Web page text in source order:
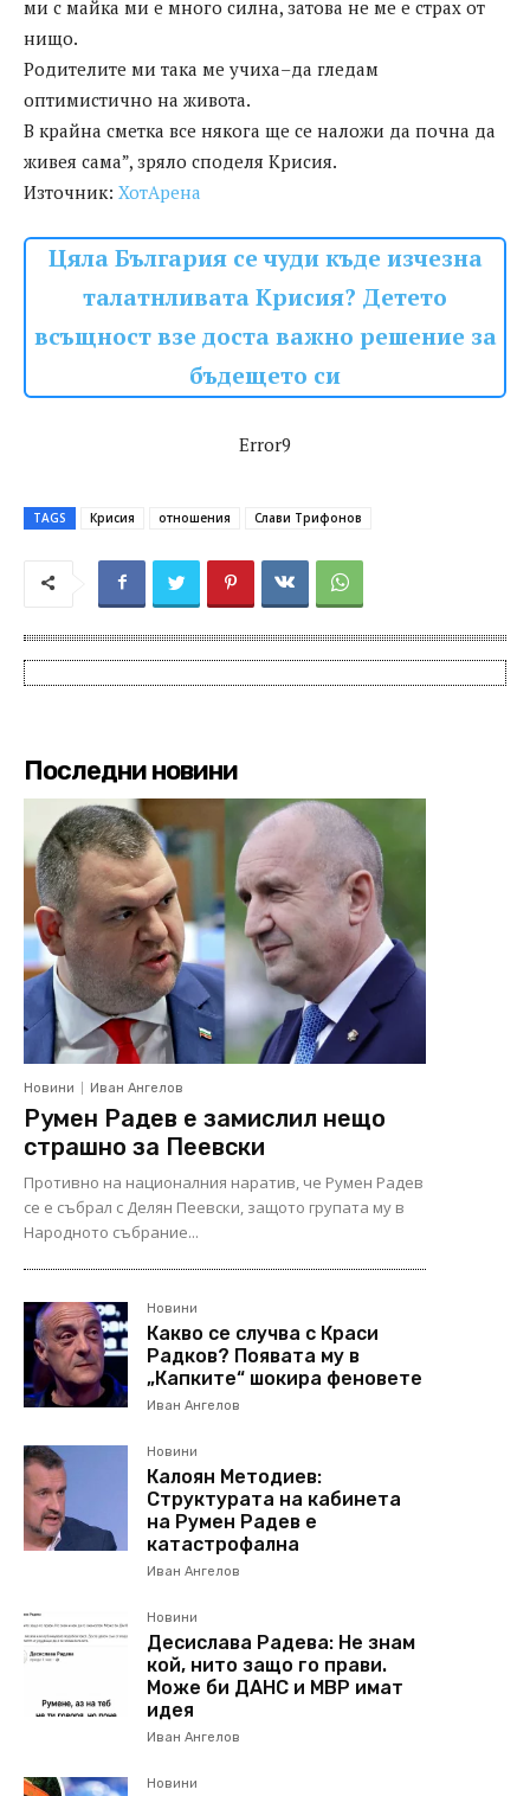
ми с майка ми е много силна, затова не ме е страх от
нищо.
Родителите ми така ме учиха–да гледам
оптимистично на живота.
В крайна сметка все някога ще се наложи да почна да
живея сама”, зряло споделя Крисия.
Източник: ХотАрена
Цяла България се чуди къде изчезна
талатнливата Крисия? Детето
всъщност взе доста важно решение за
бъдещето си
Error9
TAGS Крисия отношения Слави Трифонов
Последни новини
Новини Иван Ангелов
Румен Радев е замислил нещо
страшно за Пеевски
Противно на националния наратив, че Румен Радев
се е събрал с Делян Пеевски, защото групата му в
Народното събрание...
Новини
Какво се случва с Краси
Радков? Появата му в
„Капките“ шокира феновете
Иван Ангелов
Новини
Калоян Методиев:
Структурата на кабинета
на Румен Радев е
катастрофална
Иван Ангелов
Новини
Десислава Радева: Не знам
кой, нито защо го прави.
Може би ДАНС и МВР имат
идея
Иван Ангелов
Новини